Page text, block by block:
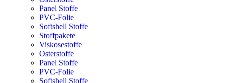
Panel Stoffe
PVC-Folie
Softshell Stoffe
Stoffpakete
Viskosestoffe
Osterstoffe
Panel Stoffe
PVC-Folie
Softshell Stoffe